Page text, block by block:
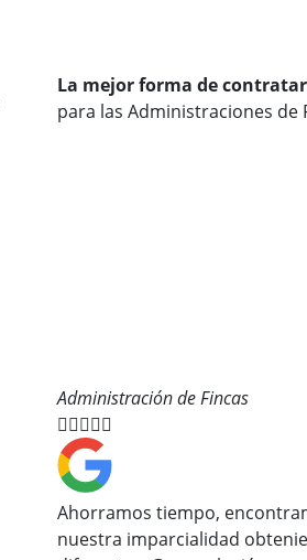
La mejor forma de
para las Administraciones de
Administración de Fincas

Ahorramos tiempo,
nuestra imparcialidad